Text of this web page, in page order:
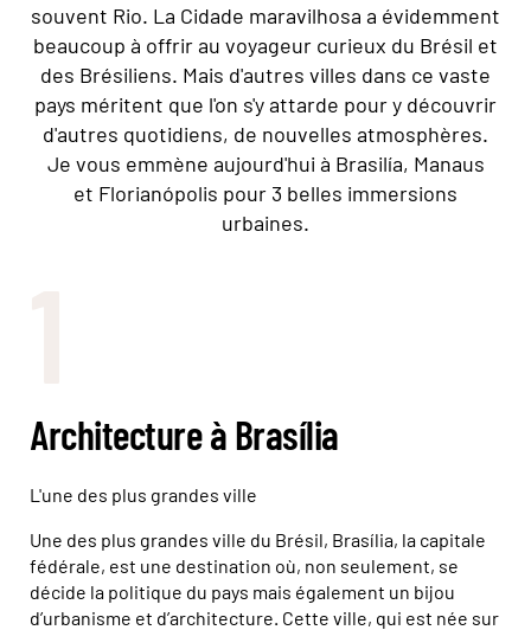
souvent Rio. La Cidade maravilhosa a évidemment
beaucoup à offrir au voyageur curieux du Brésil et
des Brésiliens. Mais d'autres villes dans ce vaste
pays méritent que l'on s'y attarde pour y découvrir
d'autres quotidiens, de nouvelles atmosphères.
Je vous emmène aujourd'hui à Brasilía, Manaus
et Florianópolis pour 3 belles immersions
urbaines.
Architecture à Brasília
L'une des plus grandes ville
Une des plus grandes ville du Brésil, Brasília, la capitale
fédérale, est une destination où, non seulement, se
décide la politique du pays mais également un bijou
d’urbanisme et d’architecture. Cette ville, qui est née sur